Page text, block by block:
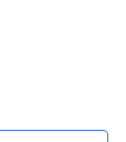
Утяжелители